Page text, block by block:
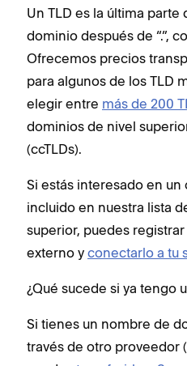
Un TLD es la última
dominio después de “.”,
Ofrecemos precios
para algunos de los TLD
elegir entre más de 200
dominios de nivel
(ccTLDs).
Si estás interesado en un
incluido en nuestra lista
superior, puedes
externo y conectarlo a tu
¿Qué sucede si ya tengo
Si tienes un nombre de
través de otro proveedor